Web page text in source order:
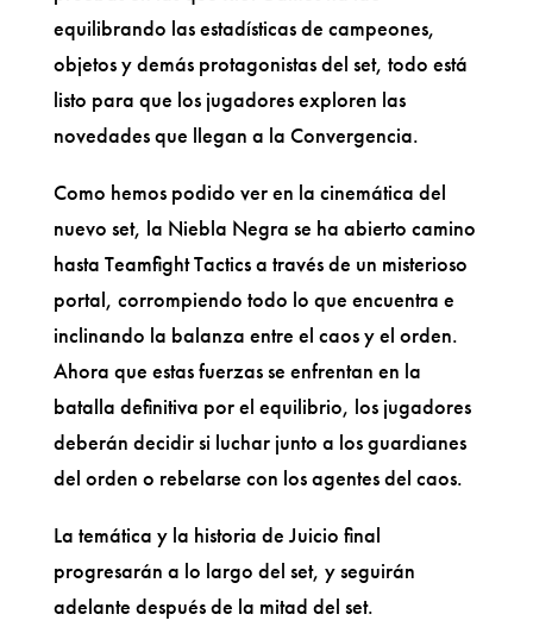
equilibrando las estadísticas de campeones,
objetos y demás protagonistas del set, todo está
listo para que los jugadores exploren las
novedades que llegan a la Convergencia.
Como hemos podido ver en la cinemática del
nuevo set, la Niebla Negra se ha abierto camino
hasta Teamfight Tactics a través de un misterioso
portal, corrompiendo todo lo que encuentra e
inclinando la balanza entre el caos y el orden.
Ahora que estas fuerzas se enfrentan en la
batalla definitiva por el equilibrio, los jugadores
deberán decidir si luchar junto a los guardianes
del orden o rebelarse con los agentes del caos.
La temática y la historia de Juicio final
progresarán a lo largo del set, y seguirán
adelante después de la mitad del set.